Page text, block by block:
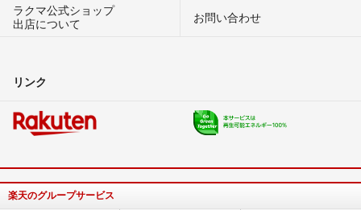
ラクマ公式ショップ
出店について
お問い合わせ
リンク
楽天のグループサービス